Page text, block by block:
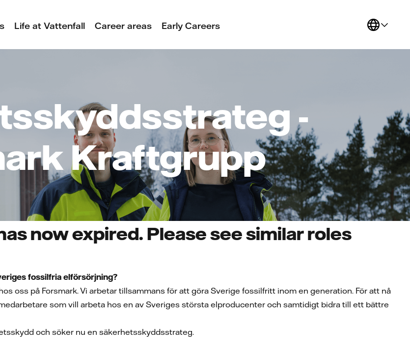
Life at Vattenfall Career areas Early Careers
-
Kraftgrupp
now expired. Please see similar roles
fossilfria elförsörjning?
oss på Forsmark. Vi arbetar tillsammans för att göra Sverige fossilfritt inom en generation. För att nå
som vill arbeta hos en av Sveriges största elproducenter och samtidigt bidra till ett bättre
och söker nu en säkerhetsskyddsstrateg.